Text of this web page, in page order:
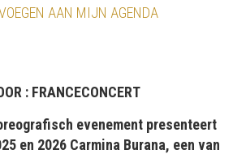
AAN MIJN AGENDA
: FRANCECONCERT
evenement presenteert
en 2026 Carmina Burana, een van